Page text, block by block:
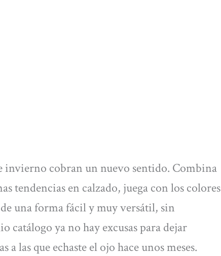
invierno cobran un nuevo sentido. Combina
tendencias en calzado, juega con los colores
una forma fácil y muy versátil, sin
catálogo ya no hay excusas para dejar
a las que echaste el ojo hace unos meses.